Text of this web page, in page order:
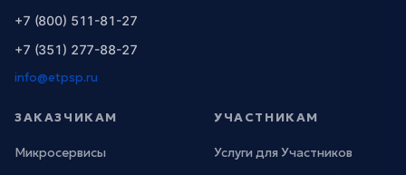
+7 (800) 511-81-27
+7 (351) 277-88-27
info@etpsp.ru
ЗАКАЗЧИКАМ
Микросервисы
УЧАСТНИКАМ
Услуги для Участников